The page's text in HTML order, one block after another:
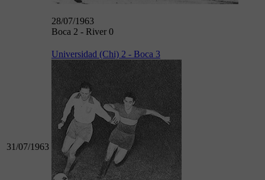
28/07/1963
Boca 2 - River 0
31/07/1963
Universidad (Chi) 2 - Boca 3